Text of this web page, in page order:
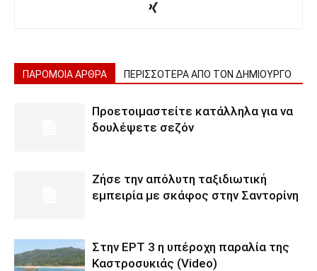
ΠΑΡΟΜΟΙΑ ΑΡΘΡΑ ΠΕΡΙΣΣΟΤΕΡΑ ΑΠΟ ΤΟΝ ΔΗΜΙΟΥΡΓΟ
Προετοιμαστείτε κατάλληλα για να
δουλέψετε σεζόν
Ζήσε την απόλυτη ταξιδιωτική
εμπειρία με σκάφος στην Σαντορίνη
Στην ΕΡΤ 3 η υπέροχη παραλία της
Καστροσυκιάς (Video)